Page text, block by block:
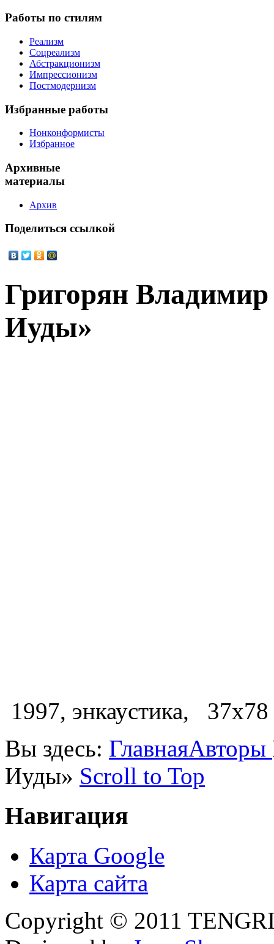
Работы по стилям
Реализм
Соцреализм
Абстракционизм
Импрессионизм
Постмодернизм
Избранные работы
Нонконформисты
Избранное
Архивные
материалы
Архив
Поделиться ссылкой
Григорян
Иуды»
1997, энкаустика,
Вы здесь: ГлавнаяАвторы
Иуды» Scroll to Top
Навигация
Карта Google
Карта сайта
Copyright © 2011